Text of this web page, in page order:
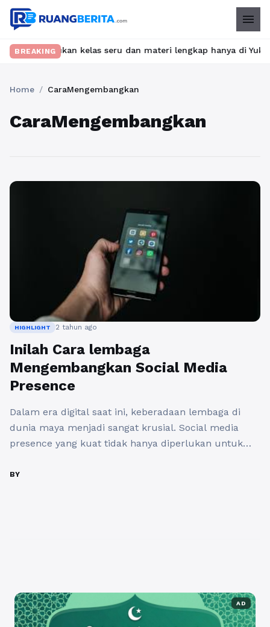
menu
BREAKING
Temukan kelas seru dan materi lengkap hanya di
Home / CaraMengembangkan
CaraMengembangkan
HIGHLIGHT 2 tahun ago
Inilah Cara lembaga
Mengembangkan Social Media
Presence
Dalam era digital saat ini, keberadaan lembaga di
dunia maya menjadi sangat krusial. Social media
presence yang kuat tidak hanya diperlukan untuk
nirlaba, pemerintah, dan lembaga pendidikan.
BY
AD